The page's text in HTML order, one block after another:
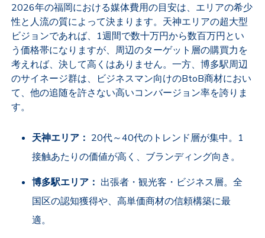
2026年の福岡における媒体費用の目安は、エリアの希少
性と人流の質によって決まります。天神エリアの超大型
ビジョンであれば、1週間で数十万円から数百万円とい
う価格帯になりますが、周辺のターゲット層の購買力を
考えれば、決して高くはありません。一方、博多駅周辺
のサイネージ群は、ビジネスマン向けのBtoB商材におい
て、他の追随を許さない高いコンバージョン率を誇りま
す。
天神エリア： 20代～40代のトレンド層が集中。1
接触あたりの価値が高く、ブランディング向き。
博多駅エリア： 出張者・観光客・ビジネス層。全
国区の認知獲得や、高単価商材の信頼構築に最
適。